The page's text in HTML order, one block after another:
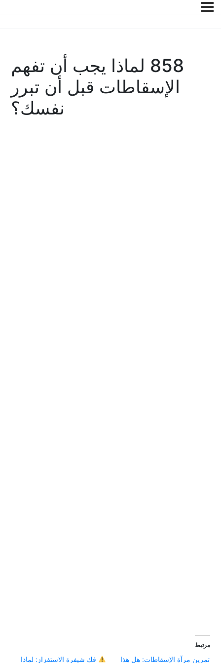
858 لماذا يجب أن تفهم
الإسقاطات قبل أن تبرر
نفسك؟
مرتبط
تمرين مرآة الإسقاطات: هل هذا فك شيفرة الاستفزاز: لماذا